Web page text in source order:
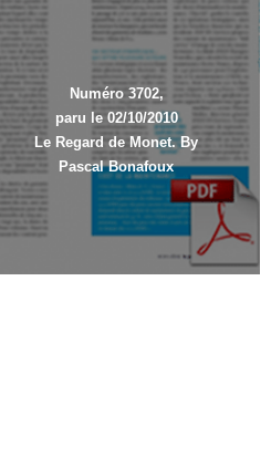
Numéro 3702,
paru le 02/10/2010
Le Regard de Monet. By
Pascal Bonafoux